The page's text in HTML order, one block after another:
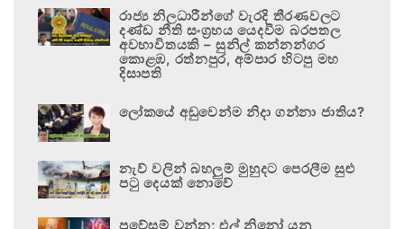
රාජ්‍ය නිලධාරීන්ගේ වැරදි තීරණවලට
දණ්ඩ නීති සංග්‍රහය යෙදවීම බරපතල
අවභාවිතයකි – සුනිල් කන්නන්ගර
කොළඹ, රත්නපුර, අම්පාර හිටපු මහ
දිසාපති
ලෝකයේ අඩුවෙන්ම නිදා ගන්නා ජාතිය?
නැව් වලින් බහලුම් මුහුදට පෙරලීම සුළු
පටු දෙයක් නොවේ
ප්‍රවේසම් වන්න; එල් නිනෝ යනු